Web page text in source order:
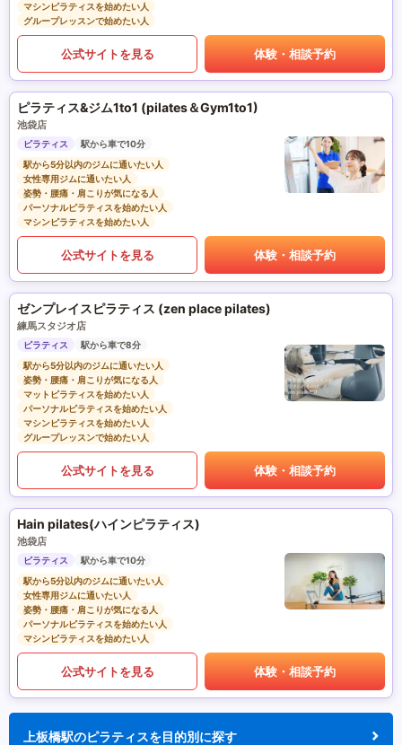
マシンピラティスを始めたい人
グループレッスンで始めたい人
公式サイトを見る 体験・相談予約
ピラティス&ジム1to1 (pilates＆Gym1to1)
池袋店
ピラティス
駅から車で10分
駅から5分以内のジムに通いたい人
女性専用ジムに通いたい人
姿勢・腰痛・肩こりが気になる人
パーソナルピラティスを始めたい人
マシンピラティスを始めたい人
公式サイトを見る 体験・相談予約
ゼンプレイスピラティス (zen place pilates)
練馬スタジオ店
ピラティス
駅から車で8分
駅から5分以内のジムに通いたい人
姿勢・腰痛・肩こりが気になる人
マットピラティスを始めたい人
パーソナルピラティスを始めたい人
マシンピラティスを始めたい人
グループレッスンで始めたい人
公式サイトを見る 体験・相談予約
Hain pilates(ハインピラティス)
池袋店
ピラティス
駅から車で10分
駅から5分以内のジムに通いたい人
女性専用ジムに通いたい人
姿勢・腰痛・肩こりが気になる人
パーソナルピラティスを始めたい人
マシンピラティスを始めたい人
公式サイトを見る 体験・相談予約
上板橋駅のピラティスを目的別に探す